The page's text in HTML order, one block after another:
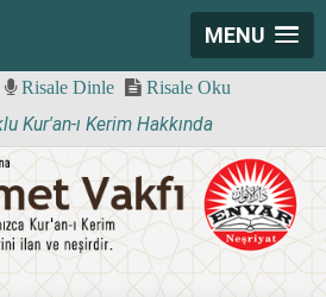
MENU
Risale Dinle Risale Oku
Kur'an-ı Kerim Hakkında